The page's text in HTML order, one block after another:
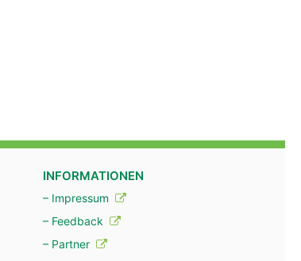
INFORMATIONEN
– Impressum
– Feedback
– Partner